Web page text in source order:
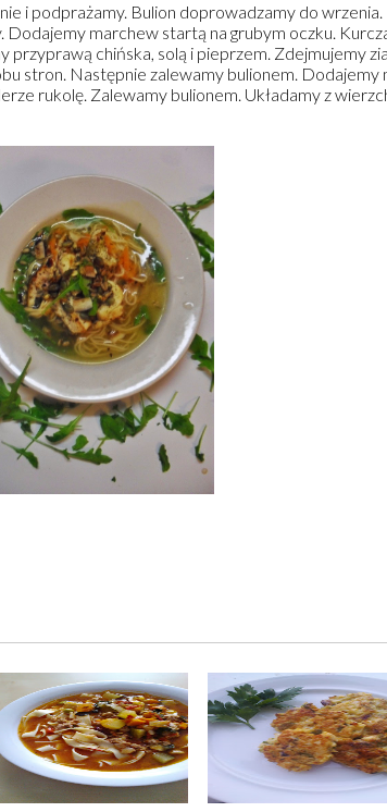
i podprażamy. Bulion doprowadzamy do wrzenia.
Dodajemy marchew startą na grubym oczku.
przyprawą chińska, solą i pieprzem. Zdejmujemy
stron. Następnie zalewamy bulionem. Dodajemy
rukolę. Zalewamy bulionem. Układamy z